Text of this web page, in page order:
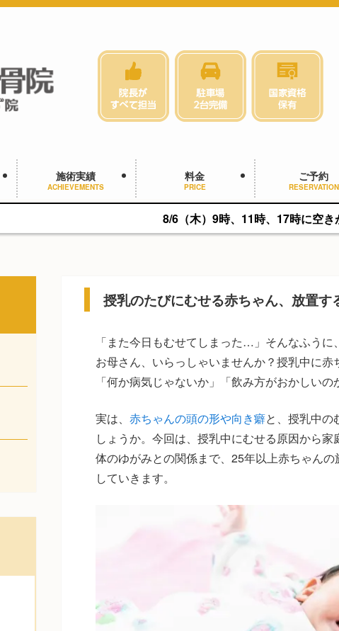
施術実績
ACHIEVEMENTS
料金
PRICE
ご予約
RESERVATION
8/6（木）9時、11時、17時に空きがあります。
授乳のたびにむせる赤ちゃん、放置す
「また今日もむせてしまった…」そんなふう
お母さん、いらっしゃいませんか？授乳中に赤
「何か病気じゃないか」「飲み方がおかしい
実は、 赤ちゃんの頭の形や向き癖と、授乳中の
しょうか。今回は、授乳中にむせる原因から
体のゆがみとの関係まで、25年以上赤ちゃん
していきます。